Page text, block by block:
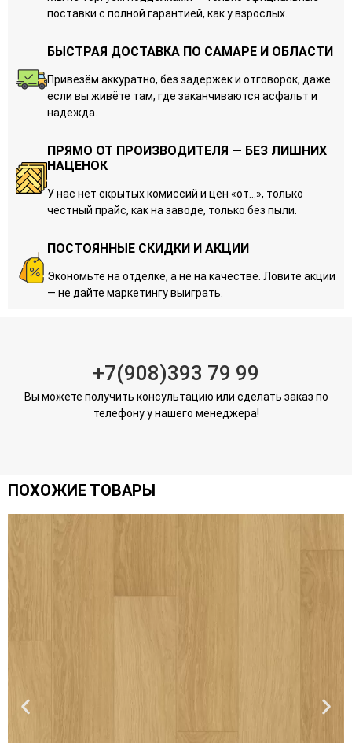
поставки с полной гарантией, как у взрослых.
БЫСТРАЯ ДОСТАВКА ПО САМАРЕ И ОБЛАСТИ
Привезём аккуратно, без задержек и отговорок, даже
если вы живёте там, где заканчиваются асфальт и
надежда.
ПРЯМО ОТ ПРОИЗВОДИТЕЛЯ — БЕЗ ЛИШНИХ
НАЦЕНОК
У нас нет скрытых комиссий и цен «от…», только
честный прайс, как на заводе, только без пыли.
ПОСТОЯННЫЕ СКИДКИ И АКЦИИ
Экономьте на отделке, а не на качестве. Ловите акции
— не дайте маркетингу выиграть.
+7(908)393 79 99
Вы можете получить консультацию или сделать заказ по
телефону у нашего менеджера!
ПОХОЖИЕ ТОВАРЫ